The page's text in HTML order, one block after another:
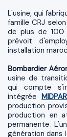
L'usine, qui
famille CRJ
de plus de 100
prévoit
installation
Bombardier
usine de
qui compte
intégrée
production
production en
permanente.
génération dans